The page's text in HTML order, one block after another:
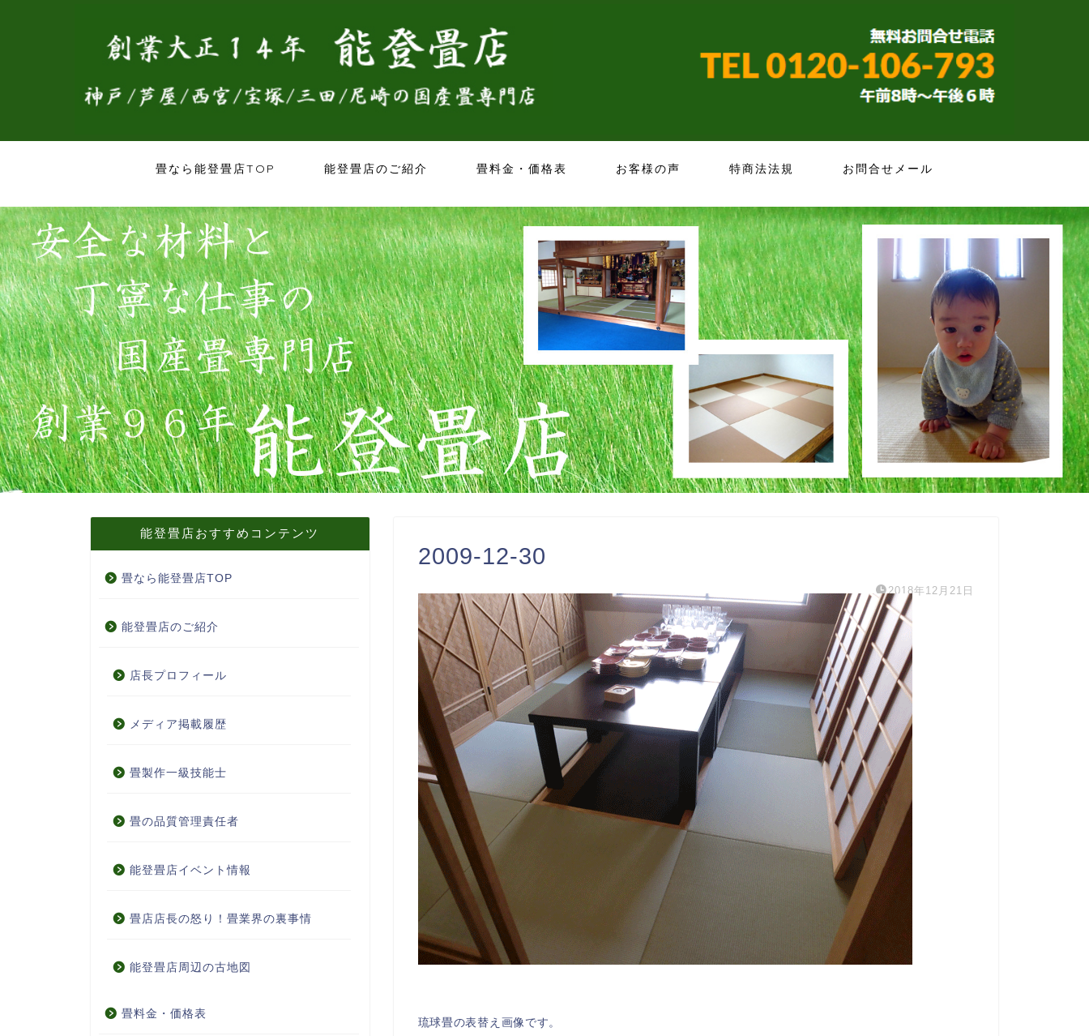
畳なら能登畳店TOP 能登畳店のご紹介 畳料金・価格表 お客様の声 特商法法規 お問合せメール
2009-12-30
2018年12月21日
琉球畳の表替え画像です。
能登畳店おすすめコンテンツ
畳なら能登畳店TOP
能登畳店のご紹介
店長プロフィール
メディア掲載履歴
畳製作一級技能士
畳の品質管理責任者
能登畳店イベント情報
畳店店長の怒り！畳業界の裏事情
能登畳店周辺の古地図
畳料金・価格表